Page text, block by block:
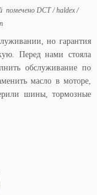
помечено DCT/haldex/
но гарантия
Перед нами стояла
обслуживание по
масло в моторе,
шины, тормозные